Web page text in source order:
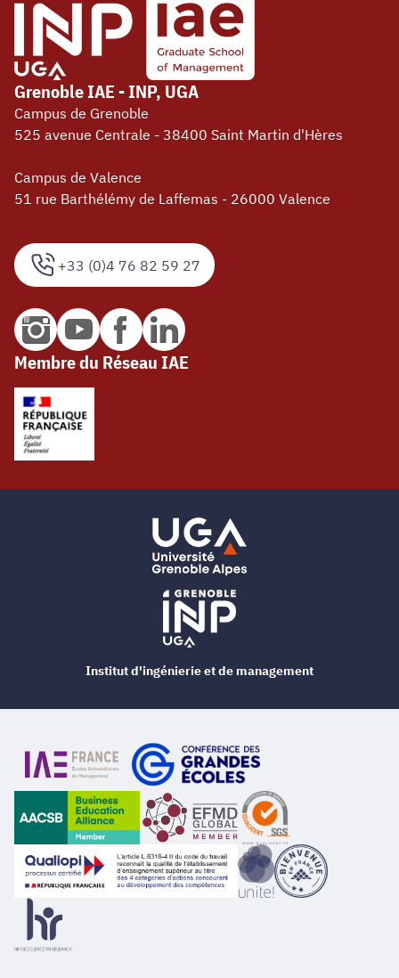
+33 (0)4 76 82 59 27
Grenoble IAE - INP, UGA
Campus de Grenoble
525 avenue Centrale - 38400 Saint Martin d'Hères
Campus de Valence
51 rue Barthélémy de Laffemas - 26000 Valence
Membre du Réseau IAE
Institut d'ingénierie et de management